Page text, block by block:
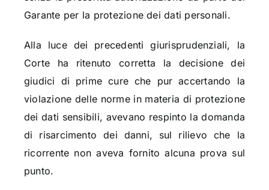
Garante per la protezione dei dati personali.
Alla luce dei precedenti giurisprudenziali, la
Corte ha ritenuto corretta la decisione dei
giudici di prime cure che pur accertando la
violazione delle norme in materia di protezione
dei dati sensibili, avevano respinto la domanda
di risarcimento dei danni, sul rilievo che la
ricorrente non aveva fornito alcuna prova sul
punto.